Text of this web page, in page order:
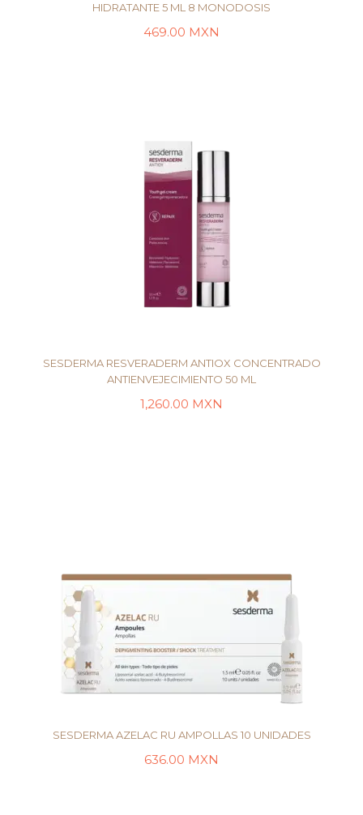
HIDRATANTE 5 ML 8 MONODOSIS
469.00 MXN
SESDERMA RESVERADERM ANTIOX CONCENTRADO
ANTIENVEJECIMIENTO 50 ML
1,260.00 MXN
SESDERMA AZELAC RU AMPOLLAS 10 UNIDADES
636.00 MXN